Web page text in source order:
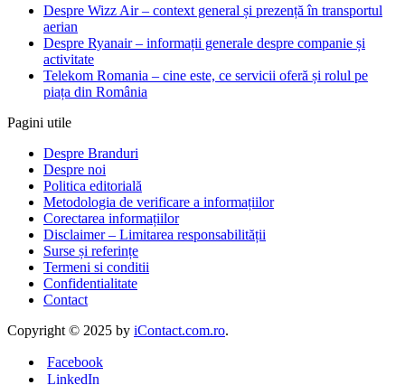
Despre Wizz Air – context general și prezență în transportul
aerian
Despre Ryanair – informații generale despre companie și
activitate
Telekom Romania – cine este, ce servicii oferă și rolul pe
piața din România
Pagini utile
Despre Branduri
Despre noi
Politica editorială
Metodologia de verificare a informațiilor
Corectarea informațiilor
Disclaimer – Limitarea responsabilității
Surse și referințe
Termeni si conditii
Confidentialitate
Contact
Copyright © 2025 by iContact.com.ro.
Facebook
LinkedIn